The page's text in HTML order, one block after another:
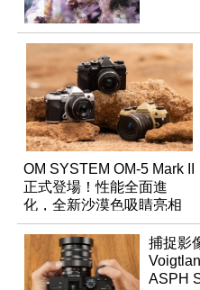
OM SYSTEM OM-5 Mark II
正式登場！性能全面進
化，全新沙漠色吸睛亮相
捕捉影
ASPH